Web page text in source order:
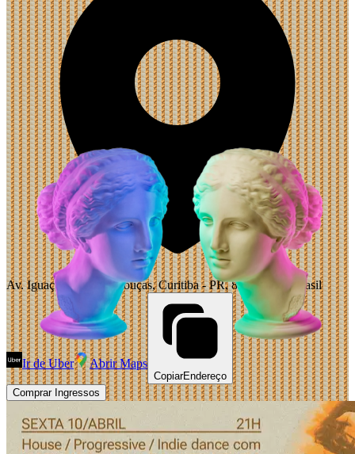
Av. Iguaçu, 2304 - Rebouças, Curitiba - PR, 80240-031, Brasil
Ir de Uber Abrir Maps
CopiarEndereço
Comprar Ingressos